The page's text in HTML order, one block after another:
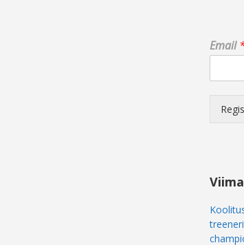
E
m
i
l
Email